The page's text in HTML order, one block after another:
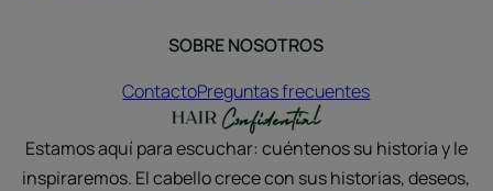
SOBRE NOSOTROS
ContactoPreguntas frecuentes
Estamos aquí para escuchar: cuéntenos su historia y le
inspiraremos. El cabello crece con sus historias, deseos,